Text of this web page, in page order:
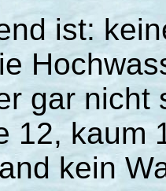
ist:
gar nicht
12, kaum
kein